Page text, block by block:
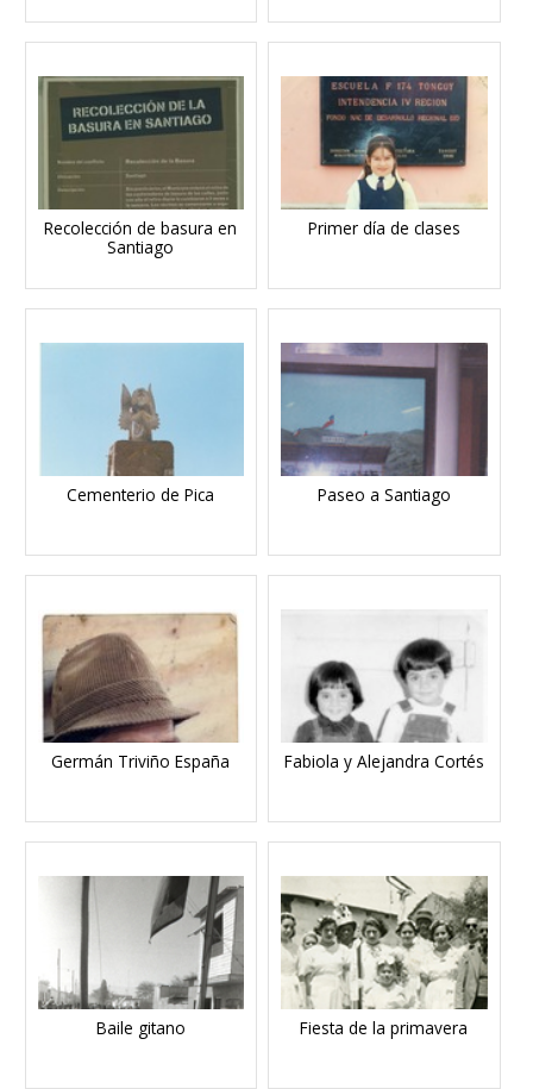
Recolección de basura en
Santiago
Primer día de clases
Cementerio de Pica Paseo a Santiago
Germán Triviño España Fabiola y Alejandra Cortés
Baile gitano Fiesta de la primavera